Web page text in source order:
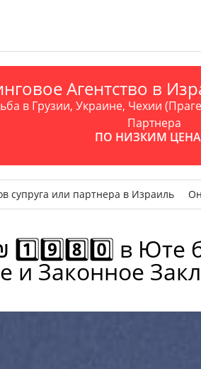
Агентство в
в Грузии, Украине, Чехии
Партнера
ПО НИЗКИМ
супруга или партнера в Израиль
в Юте
и Законное